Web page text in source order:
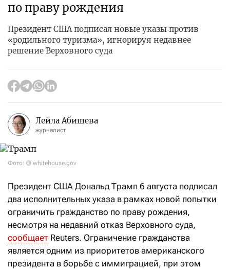
по праву рождения
Президент США подписал новые указы против
«родильного туризма», игнорируя недавнее
решение Верховного суда
Лейла Абишева
журналист
Фото: © whitehouse.gov
Президент США Дональд Трамп 6 августа подписал
два исполнительных указа в рамках новой попытки
ограничить гражданство по праву рождения,
несмотря на недавний отказ Верховного суда,
сообщает Reuters. Ограничение гражданства
является одним из приоритетов американского
президента в борьбе с иммиграцией, при этом